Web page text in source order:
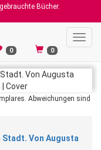
Bücher.
0 0
Abweichungen sind
Von Augusta